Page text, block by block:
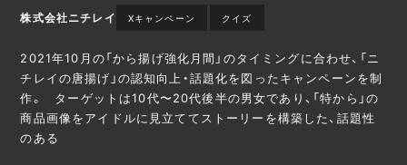
株式会社ニチレイ Xキャンペーン クイズ
2021年10月の「から揚げ強化月間」のタイミングに合わせ、「ニ
チレイの唐揚げ」の認知向上・話題化を図ったキャンペーンを制
作。 ターゲットは10代〜20代後半の男女であり、「特から」の
商品画像をアイドルに見立ててストーリーを構築した、話題性
のある